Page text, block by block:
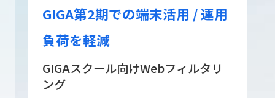
GIGA第2期での端末活用 / 運用
負荷を軽減
GIGAスクール向けWebフィルタリ
ング